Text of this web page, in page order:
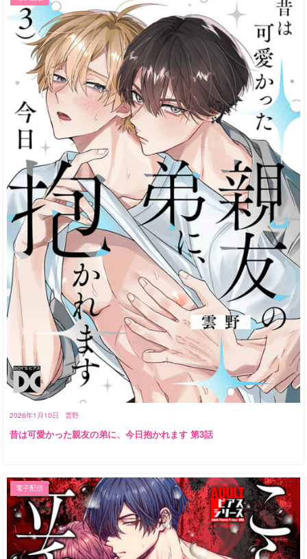
2026年1月10日 雲野
昔は可愛かった親友の弟に、今日抱かれます 第3話
電子配信